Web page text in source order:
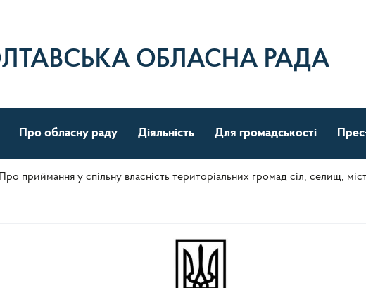
ОБЛАСНА РАДА
Про обласну раду Діяльність Для громадськості
Про приймання у спільну власність територіальних громад сіл, селищ,